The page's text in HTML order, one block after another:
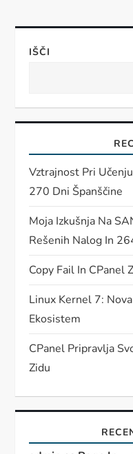
IŠČI
Vztrajnost Pri
270 Dni Španščine
Moja Izkušnja Na
Rešenih Nalog In
Copy Fail In CPanel
Linux Kernel 7:
Ekosistem
CPanel Pripravlja
Zidu